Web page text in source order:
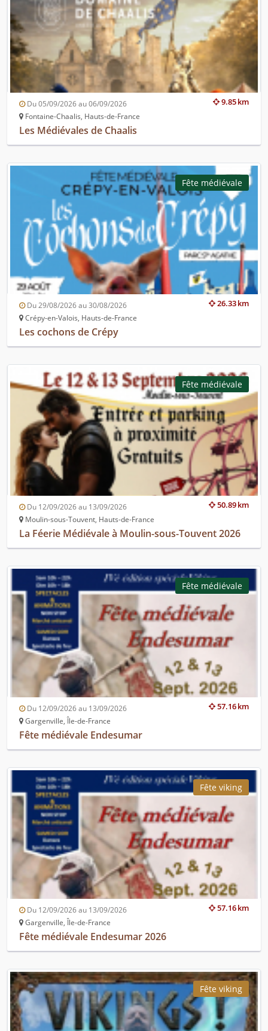
9.85 km
Du 05/09/2026 au 06/09/2026
Fontaine-Chaalis, Hauts-de-France
Les Médiévales de Chaalis
Fête médiévale
26.33 km
Du 29/08/2026 au 30/08/2026
Crépy-en-Valois, Hauts-de-France
Les cochons de Crépy
Fête médiévale
50.89 km
Du 12/09/2026 au 13/09/2026
Moulin-sous-Touvent, Hauts-de-France
La Féerie Médiévale à Moulin-sous-Touvent 2026
Fête médiévale
57.16 km
Du 12/09/2026 au 13/09/2026
Gargenville, Île-de-France
Fête médiévale Endesumar
Fête viking
57.16 km
Du 12/09/2026 au 13/09/2026
Gargenville, Île-de-France
Fête médiévale Endesumar 2026
Fête viking